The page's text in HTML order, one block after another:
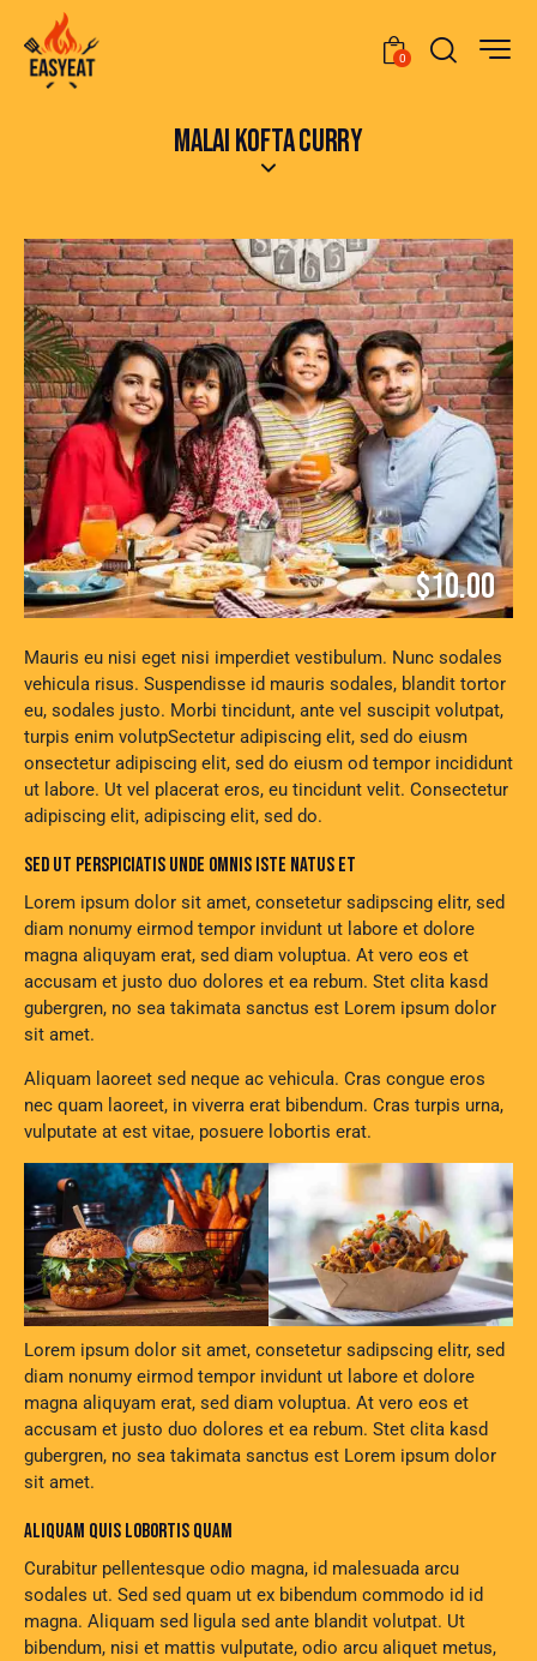
0
MALAI KOFTA CURRY
$10.00
Mauris eu nisi eget nisi imperdiet vestibulum. Nunc sodales
vehicula risus. Suspendisse id mauris sodales, blandit tortor
eu, sodales justo. Morbi tincidunt, ante vel suscipit volutpat,
turpis enim volutpSectetur adipiscing elit, sed do eiusm
onsectetur adipiscing elit, sed do eiusm od tempor incididunt
ut labore. Ut vel placerat eros, eu tincidunt velit. Consectetur
adipiscing elit, adipiscing elit, sed do.
SED UT PERSPICIATIS UNDE OMNIS ISTE NATUS ET
Lorem ipsum dolor sit amet, consetetur sadipscing elitr, sed
diam nonumy eirmod tempor invidunt ut labore et dolore
magna aliquyam erat, sed diam voluptua. At vero eos et
accusam et justo duo dolores et ea rebum. Stet clita kasd
gubergren, no sea takimata sanctus est Lorem ipsum dolor
sit amet.
Aliquam laoreet sed neque ac vehicula. Cras congue eros
nec quam laoreet, in viverra erat bibendum. Cras turpis urna,
vulputate at est vitae, posuere lobortis erat.
Lorem ipsum dolor sit amet, consetetur sadipscing elitr, sed
diam nonumy eirmod tempor invidunt ut labore et dolore
magna aliquyam erat, sed diam voluptua. At vero eos et
accusam et justo duo dolores et ea rebum. Stet clita kasd
gubergren, no sea takimata sanctus est Lorem ipsum dolor
sit amet.
ALIQUAM QUIS LOBORTIS QUAM
Curabitur pellentesque odio magna, id malesuada arcu
sodales ut. Sed sed quam ut ex bibendum commodo id id
magna. Aliquam sed ligula sed ante blandit volutpat. Ut
bibendum, nisi et mattis vulputate, odio arcu aliquet metus,